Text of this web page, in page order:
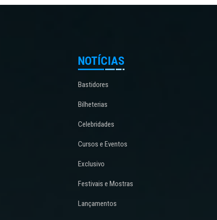
NOTÍCIAS
Bastidores
Bilheterias
Celebridades
Cursos e Eventos
Exclusivo
Festivais e Mostras
Lançamentos